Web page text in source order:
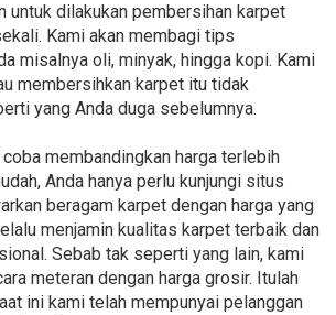
untuk dilakukan pembersihan karpet
Kami akan membagi tips
misalnya oli, minyak, hingga kopi. Kami
membersihkan karpet itu tidak
yang Anda duga sebelumnya.
membandingkan harga terlebih
Anda hanya perlu kunjungi situs
beragam karpet dengan harga yang
menjamin kualitas karpet terbaik dan
Sebab tak seperti yang lain, kami
meteran dengan harga grosir. Itulah
ini kami telah mempunyai pelanggan